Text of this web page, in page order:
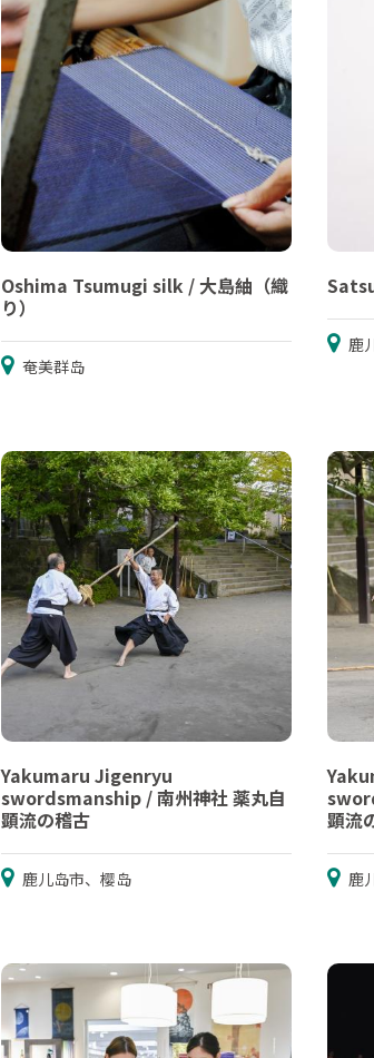
Oshima Tsumugi silk / 大島紬（織
り）
奄美群岛
鹿
Yakumaru Jigenryu
swordsmanship / 南州神社 薬丸自
顕流の稽古
鹿儿岛市、樱岛
顕流
鹿